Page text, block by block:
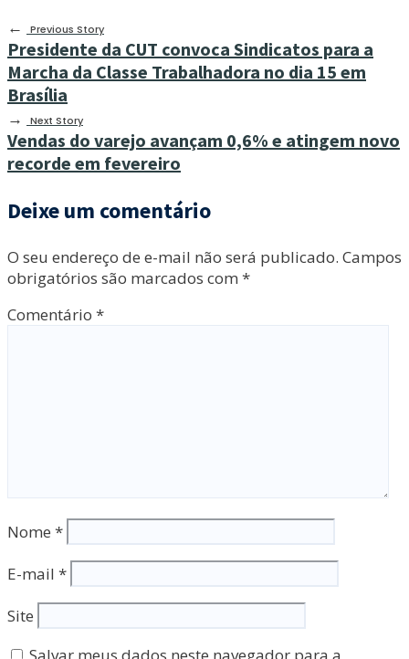
←
Previous Story
Presidente da CUT convoca Sindicatos para a
Marcha da Classe Trabalhadora no dia 15 em
Brasília
→ Next Story
Vendas do varejo avançam 0,6% e atingem novo
recorde em fevereiro
Deixe um comentário
O seu endereço de e-mail não será publicado. Campos
obrigatórios são marcados com *
Comentário *
Nome *
E-mail *
Site
Salvar meus dados neste navegador para a